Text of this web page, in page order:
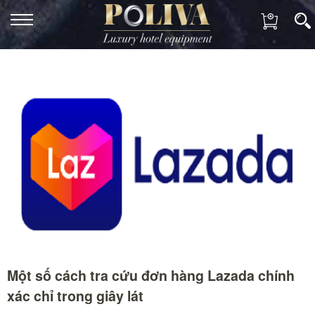
Một số cách tra cứu đơn hàng Lazada chính
xác chỉ trong giây lát